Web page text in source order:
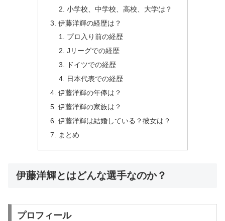
小学校、中学校、高校、大学は？
伊藤洋輝の経歴は？
プロ入り前の経歴
Jリーグでの経歴
ドイツでの経歴
日本代表での経歴
伊藤洋輝の年俸は？
伊藤洋輝の家族は？
伊藤洋輝は結婚している？彼女は？
まとめ
伊藤洋輝とはどんな選手なのか？
プロフィール